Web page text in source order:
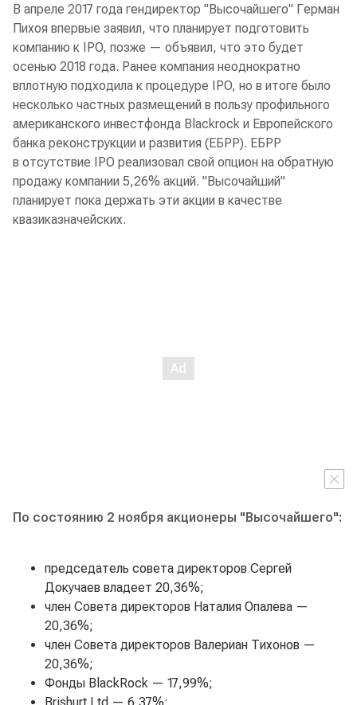
В апреле 2017 года гендиректор "Высочайшего" Герман
Пихоя впервые заявил, что планирует подготовить
компанию к IPO, позже — объявил, что это будет
осенью 2018 года. Ранее компания неоднократно
вплотную подходила к процедуре IPO, но в итоге было
несколько частных размещений в пользу профильного
американского инвестфонда Blackrock и Европейского
банка реконструкции и развития (ЕБРР). ЕБРР
в отсутствие IPO реализовал свой опцион на обратную
продажу компании 5,26% акций. "Высочайший"
планирует пока держать эти акции в качестве
квазиказначейских.
По состоянию 2 ноября акционеры "Высочайшего":
председатель совета директоров Сергей
Докучаев владеет 20,36%;
член Совета директоров Наталия Опалева —
20,36%;
член Совета директоров Валериан Тихонов —
20,36%;
Фонды BlackRock — 17,99%;